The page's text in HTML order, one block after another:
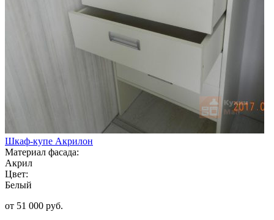
Шкаф-купе Акрилон
Материал фасада:
Акрил
Цвет:
Белый
от 51 000 руб.